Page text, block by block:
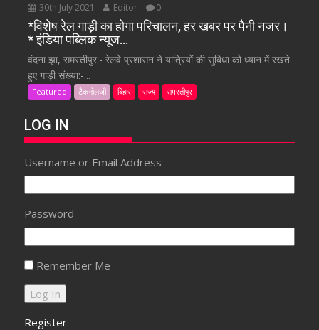
30th July 2021 Editor 0
*विशेष रेल गाड़ी का होगा परिचालन, हर खबर पर पैनी नजर।
* इंडिया पब्लिक न्यूज…
वंदना झा, समस्तीपुर:- रेलवे प्रशासन ने यात्रियों की सुबिधा को ध्यान में रखते
हुए गाड़ी संख्या:-...
Featured टैकनोलजी बिहार राज्य समस्तीपुर
LOG IN
Username or Email Address
Password
Remember Me
Register